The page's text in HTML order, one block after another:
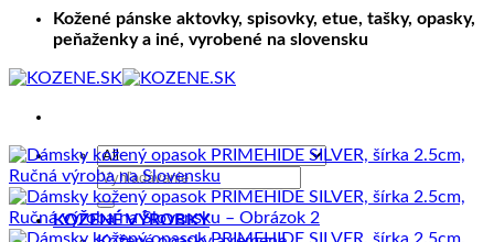
Kožené pánske aktovky, spisovky, etue, tašky, opasky,
peňaženky a iné, vyrobené na slovensku
Hľadať:
KOŽENÉ VÝROBKY